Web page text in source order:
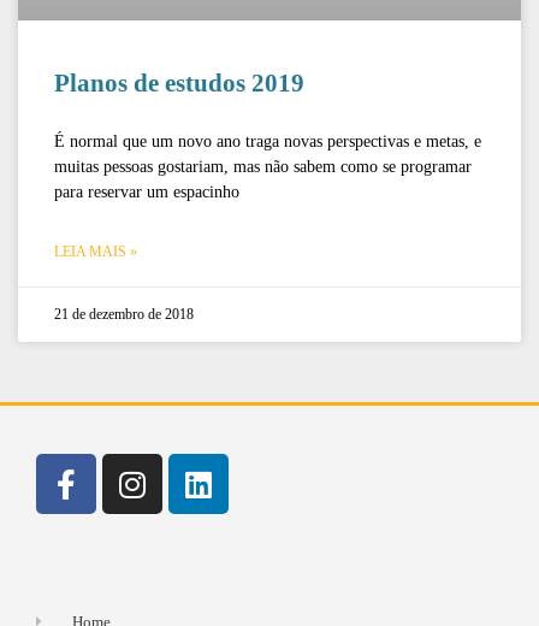
Planos de estudos 2019
É normal que um novo ano traga novas perspectivas e metas, e
muitas pessoas gostariam, mas não sabem como se programar
para reservar um espacinho
LEIA MAIS »
21 de dezembro de 2018
Home